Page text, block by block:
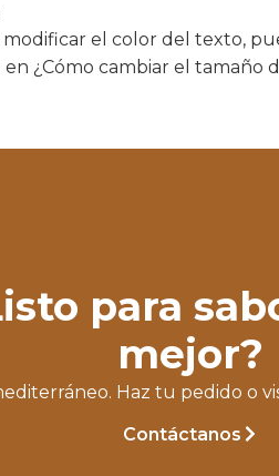
el color del texto,
¿Cómo cambiar el tamaño
para
mejor?
Haz tu pedido o
Contáctanos